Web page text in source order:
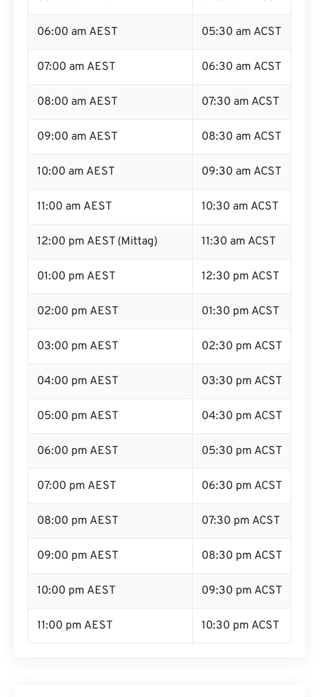
06:00 am AEST 05:30 am ACST
07:00 am AEST 06:30 am ACST
08:00 am AEST 07:30 am ACST
09:00 am AEST 08:30 am ACST
10:00 am AEST 09:30 am ACST
11:00 am AEST 10:30 am ACST
12:00 pm AEST (Mittag) 11:30 am ACST
01:00 pm AEST 12:30 pm ACST
02:00 pm AEST 01:30 pm ACST
03:00 pm AEST 02:30 pm ACST
04:00 pm AEST 03:30 pm ACST
05:00 pm AEST 04:30 pm ACST
06:00 pm AEST 05:30 pm ACST
07:00 pm AEST 06:30 pm ACST
08:00 pm AEST 07:30 pm ACST
09:00 pm AEST 08:30 pm ACST
10:00 pm AEST 09:30 pm ACST
11:00 pm AEST 10:30 pm ACST